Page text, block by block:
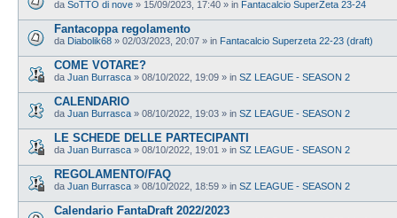
da SoTTO di nove » 15/09/2023, 17:40 » in Fantacalcio SuperZeta 23-24
Fantacoppa regolamento
da Diabolik68 » 02/03/2023, 20:07 » in Fantacalcio Superzeta 22-23 (draft)
COME VOTARE?
da Juan Burrasca » 08/10/2022, 19:09 » in SZ LEAGUE - SEASON 2
CALENDARIO
da Juan Burrasca » 08/10/2022, 19:03 » in SZ LEAGUE - SEASON 2
LE SCHEDE DELLE PARTECIPANTI
da Juan Burrasca » 08/10/2022, 19:01 » in SZ LEAGUE - SEASON 2
REGOLAMENTO/FAQ
da Juan Burrasca » 08/10/2022, 18:59 » in SZ LEAGUE - SEASON 2
Calendario FantaDraft 2022/2023